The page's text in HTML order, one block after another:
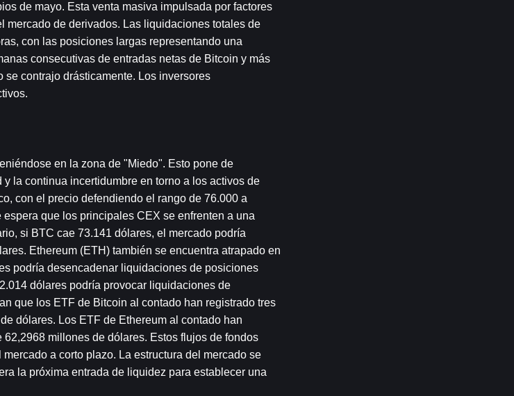
de mayo. Esta venta masiva impulsada por factores
mercado de derivados. Las liquidaciones totales de
con las posiciones largas representando una
consecutivas de entradas netas de Bitcoin y más
contrajo drásticamente. Los inversores
en la zona de "Miedo". Esto pone de
la continua incertidumbre en torno a los activos de
con el precio defendiendo el rango de 76.000 a
que los principales CEX se enfrenten a una
si BTC cae 73.141 dólares, el mercado podría
Ethereum (ETH) también se encuentra atrapado en
podría desencadenar liquidaciones de posiciones
dólares podría provocar liquidaciones de
que los ETF de Bitcoin al contado han registrado tres
dólares. Los ETF de Ethereum al contado han
millones de dólares. Estos flujos de fondos
a corto plazo. La estructura del mercado se
la próxima entrada de liquidez para establecer una